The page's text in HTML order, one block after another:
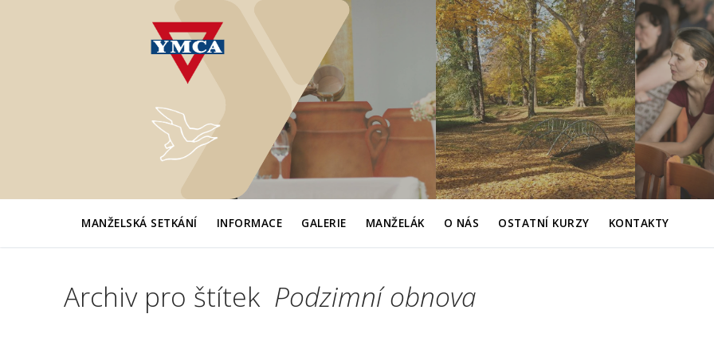
MANŽELSKÁ SETKÁNÍ INFORMACE GALERIE MANŽELÁK O NÁS OSTATNÍ KURZY KONTAKTY
Archiv pro štítek Podzimní obnova